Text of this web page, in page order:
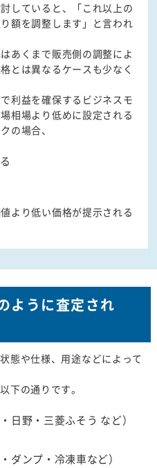
していると、「これ以上の
額を調整します」と言われ
あくまで販売側の調整によ
とは異なるケースも少なく
利益を確保するビジネスモ
相場より低めに設定される
の場合、
より低い価格が提示される
ように査定され
態や仕様、用途などによって
下の通りです。
日野・三菱ふそう など）
ダンプ・冷凍車など）